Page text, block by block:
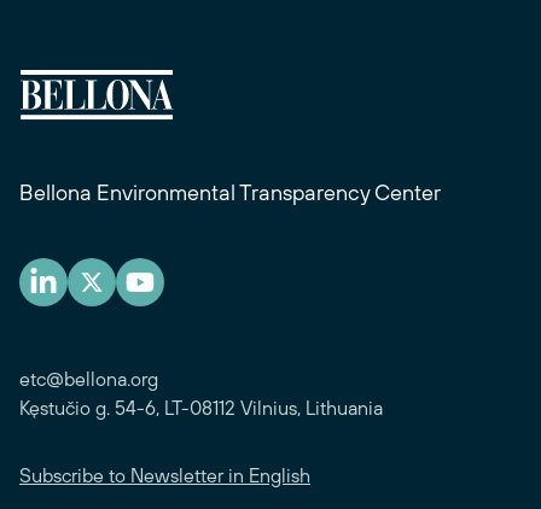
Bellona Environmental Transparency Center
etc@bellona.org
Kęstučio g. 54-6, LT-08112 Vilnius, Lithuania
Subscribe to Newsletter in English